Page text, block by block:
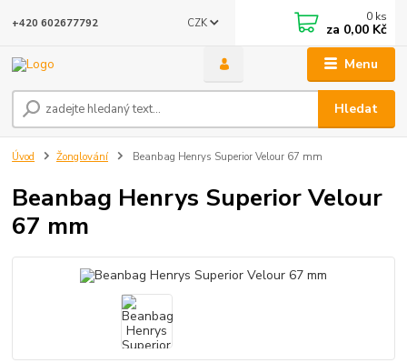
Menu
CZK
Hledat
+420 602677792 0 ks
za 0,00 Kč
Úvod Žonglování Beanbag Henrys Superior Velour 67 mm
Beanbag Henrys Superior Velour
67 mm